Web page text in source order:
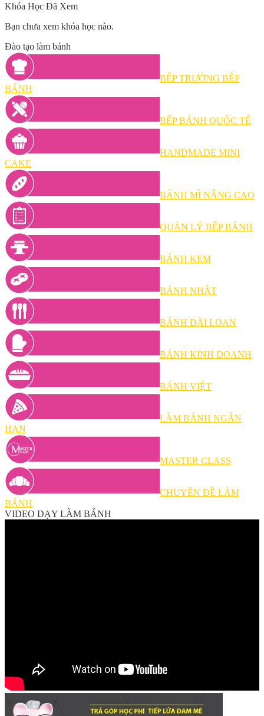
Khóa Học Đã Xem
Bạn chưa xem khóa học nào.
Đào tạo làm bánh
BẾP TRƯỞNG BẾP
BÁNH
BẾP BÁNH QUỐC TẾ
HANDMADE MINI
CAKE
BÁNH MÌ NÂNG CAO
QUẢN LÝ BẾP BÁNH
BÁNH KEM
BÁNH NHẬT
BÁNH ĐÀI LOAN
BÁNH KINH DOANH
BÁNH VIỆT
LÀM BÁNH NGẮN
HẠN
MASTER CLASS
CHUYÊN ĐỀ LÀM
BÁNH
VIDEO DẠY LÀM BÁNH